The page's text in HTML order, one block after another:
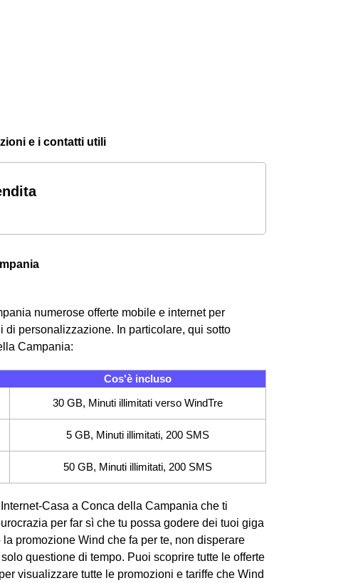
e i contatti utili
numerose offerte mobile e internet per
personalizzazione. In particolare, qui sotto
Campania:
Cos'è incluso
30 GB, Minuti illimitati verso WindTre
5 GB, Minuti illimitati, 200 SMS
50 GB, Minuti illimitati, 200 SMS
Casa a Conca della Campania che ti
per far sì che tu possa godere dei tuoi giga
promozione Wind che fa per te, non disperare
questione di tempo. Puoi scoprire tutte le offerte
visualizzare tutte le promozioni e tariffe che Wind